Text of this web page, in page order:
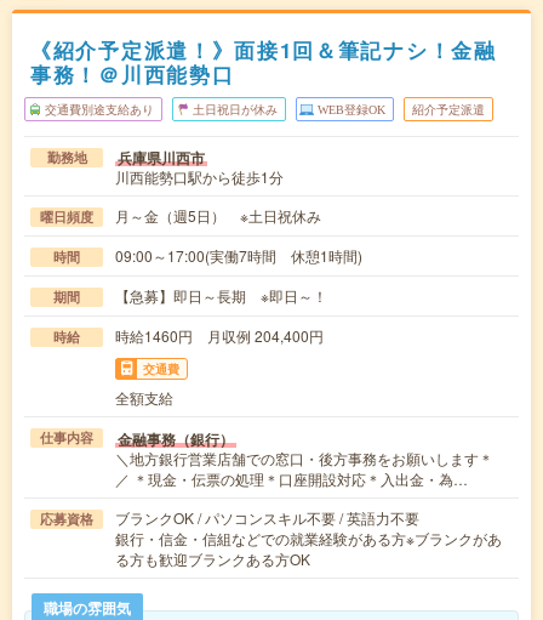
《紹介予定派遣！》面接1回＆筆記ナシ！金融
事務！＠川西能勢口
交通費別途支給あり 土日祝日が休み WEB登録OK 紹介予定派遣
勤務地 兵庫県川西市
川西能勢口駅から徒歩1分
曜日頻度 月～金（週5日） ※土日祝休み
時間 09:00～17:00(実働7時間 休憩1時間)
期間 【急募】即日～長期 ※即日～！
時給 時給1460円 月収例 204,400円
交通費
全額支給
仕事内容 金融事務（銀行）
＼地方銀行営業店舗での窓口・後方事務をお願いします＊
／ ＊現金・伝票の処理＊口座開設対応＊入出金・為…
応募資格
ブランクOK / パソコンスキル不要 / 英語力不要
銀行・信金・信組などでの就業経験がある方※ブランクがあ
る方も歓迎ブランクある方OK
職場の雰囲気